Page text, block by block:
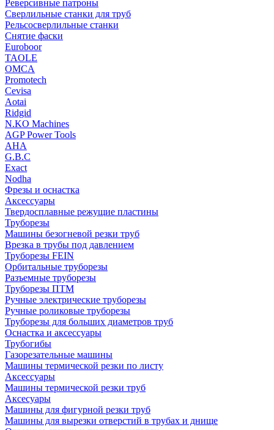
Реверсивные патроны
Сверлильные станки для труб
Рельсосверлильные станки
Снятие фаски
Euroboor
TAOLE
OMCA
Promotech
Cevisa
Aotai
Ridgid
N.KO Machines
AGP Power Tools
AHA
G.B.C
Exact
Nodha
Фрезы и оснастка
Аксессуары
Твердосплавные режущие пластины
Труборезы
Машины безогневой резки труб
Врезка в трубы под давлением
Труборезы FEIN
Орбитальные труборезы
Разъемные труборезы
Труборезы ПТМ
Ручные электрические труборезы
Ручные роликовые труборезы
Труборезы для больших диаметров труб
Оснастка и аксессуары
Трубогибы
Газорезательные машины
Машины термической резки по листу
Аксессуары
Машины термической резки труб
Аксесуары
Машины для фигурной резки труб
Машины для вырезки отверстий в трубах и днище